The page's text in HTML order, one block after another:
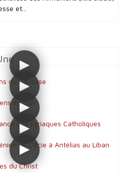
et...
du Caucase
en Iran
des syriaques Catholiques
de Cilicie à Antélias au Liban
du Christ